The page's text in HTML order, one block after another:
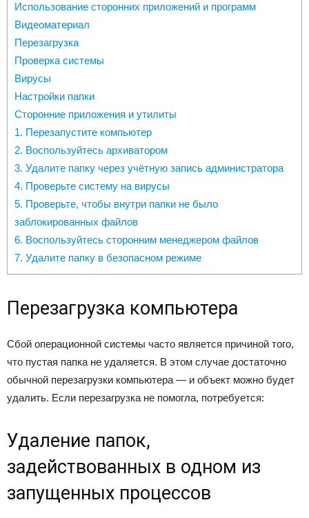
Использование сторонних приложений и программ
Видеоматериал
Перезагрузка
Проверка системы
Вирусы
Настройки папки
Сторонние приложения и утилиты
1. Перезапустите компьютер
2. Воспользуйтесь архиватором
3. Удалите папку через учётную запись администратора
4. Проверьте систему на вирусы
5. Проверьте, чтобы внутри папки не было
заблокированных файлов
6. Воспользуйтесь сторонним менеджером файлов
7. Удалите папку в безопасном режиме
Перезагрузка компьютера
Сбой операционной системы часто является причиной того,
что пустая папка не удаляется. В этом случае достаточно
обычной перезагрузки компьютера — и объект можно будет
удалить. Если перезагрузка не помогла, потребуется:
Удаление папок,
задействованных в одном из
запущенных процессов